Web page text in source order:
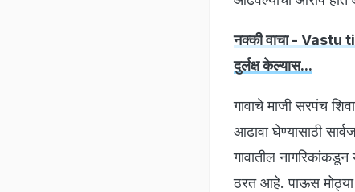
नक्की वाचा - Vastu
दुर्लक्ष केल्यास...
गावाचे माजी सरपंच
आढावा घेण्यासाठी
गावातील
ठरत आहे. पाऊस मोठ्या